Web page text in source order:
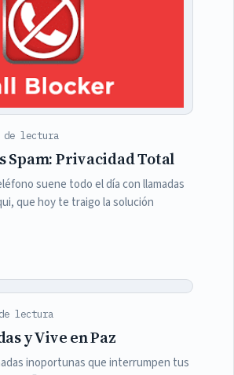
de lectura
Spam: Privacidad Total
suene todo el día con llamadas
que hoy te traigo la solución
lectura
y Vive en Paz
inoportunas que interrumpen tus